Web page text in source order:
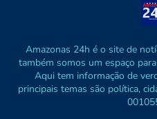
Amazonas 24h é o site de
também somos um espaço
Aqui tem informação de
principais temas são política,